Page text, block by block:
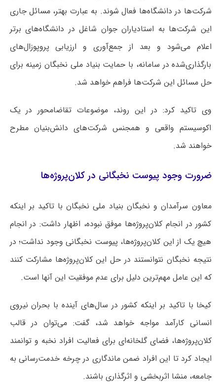
شرکت‌ها در دانشگاه‌ها فعال شوند. به عبارت بهتر، مسائل جاری
این شرکت‌ها به استادیاران جوان شاغل در دانشگاه‌های برتر
اعلام می‌شود و بعد از جمع‌آوری و ارزیابی پروپوزال‌های
بارگذاری‌شده در سامانه، با حمایت بنیاد ملی نخبگان زمینه برای
حل مسائل این شرکت‌ها فراهم خواهد شد.
وی تاکید کرد: در این روند، موضوعات تقاضامحور در یک
اکوسیستم واقعی و همجنس شرکت‌های دانش‌بنیان مطرح
خواهند شد.
ضرورت وجود پیوست نخبگانی در کلان‌پروژه‌ها
معاون سرآمدان و نخبگان بنیاد ملی نخبگان با تاکید بر اینکه
کشور در انجام کلان‌پروژه‌ها موفق نبوده، اظهار داشت: در انجام
هیچ یک از این کلان‌پروژه‌ها، پیوست نخبگانی وجود نداشت؛ در
نتیجه نخبگان نتوانستند در حل این کلان‌پروژه‌ها مشارکت کنند
که این عامل مهم‌ترین دلیل برای عدم موفقیت این آنها است.
کیخا با تاکید بر اینکه کشور در سال‌های آینده با بحران نیروی
انسانی کارآمد مواجه خواهد شد، گفت: می‌توان در قالب
کلان‌پروژه‌ها، فضای گلخانه‌ای برای فعالیت افراد نخبه و توانمند
ایجاد کرد تا این افراد ضمن ماندگاری در چرخه خدمت‌رسانی به
جامعه، منشا اثربخشی و اثرگذاری باشند.